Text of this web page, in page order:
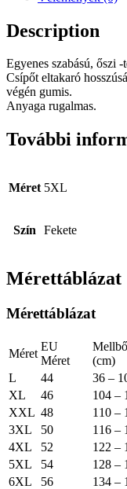
Description
Egyenes szabású, őszi
Csípőt eltakaró
végén gumis.
Anyaga rugalmas.
További
Méret 5XL
Szín Fekete
Mérettáblázat
Mérettáblázat
Méret
EU
Méret
(cm)
L
44 36 –
XL
46 104 –
XXL 48 110 –
3XL
50 116 –
4XL
52 122 –
5XL
54 128 –
6XL
56 134 –